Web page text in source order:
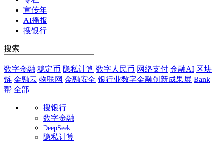
宣传年
AI播报
搜银行
搜索
数字金融 稳定币 隐私计算 数字人民币 网络支付 金融AI 区块
链 金融云 物联网 金融安全 银行业数字金融创新成果展 Bank
帮 全部
搜银行
数字金融
DeepSeek
隐私计算